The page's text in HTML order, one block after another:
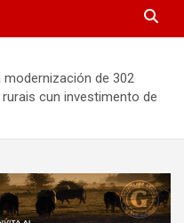
modernización de 302
cun investimento de